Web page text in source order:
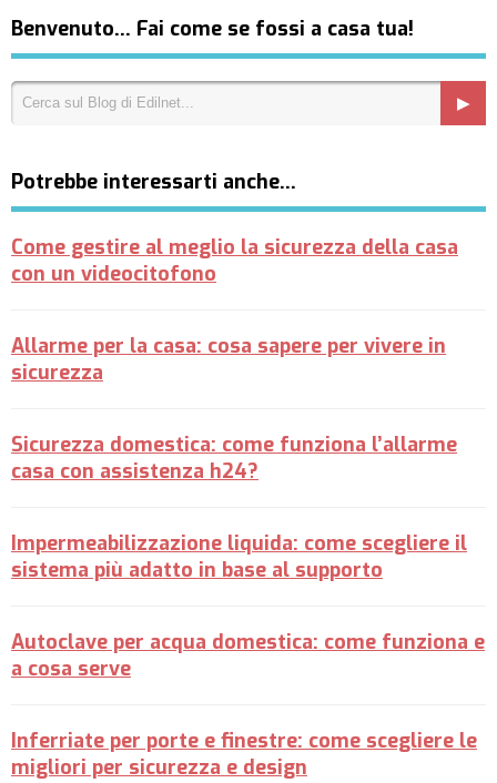
Benvenuto… Fai come se fossi a casa tua!
Potrebbe interessarti anche…
Come gestire al meglio la sicurezza della casa
con un videocitofono
Allarme per la casa: cosa sapere per vivere in
sicurezza
Sicurezza domestica: come funziona l’allarme
casa con assistenza h24?
Impermeabilizzazione liquida: come scegliere il
sistema più adatto in base al supporto
Autoclave per acqua domestica: come funziona e
a cosa serve
Inferriate per porte e finestre: come scegliere le
migliori per sicurezza e design